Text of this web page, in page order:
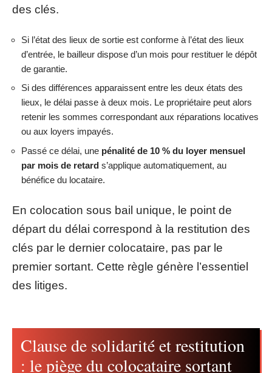
des clés.
Si l’état des lieux de sortie est conforme à l’état des lieux
d’entrée, le bailleur dispose d’un mois pour restituer le dépôt
de garantie.
Si des différences apparaissent entre les deux états des
lieux, le délai passe à deux mois. Le propriétaire peut alors
retenir les sommes correspondant aux réparations locatives
ou aux loyers impayés.
Passé ce délai, une pénalité de 10 % du loyer mensuel
par mois de retard s’applique automatiquement, au
bénéfice du locataire.
En colocation sous bail unique, le point de
départ du délai correspond à la restitution des
clés par le dernier colocataire, pas par le
premier sortant. Cette règle génère l’essentiel
des litiges.
Clause de solidarité et restitution
: le piège du colocataire sortant